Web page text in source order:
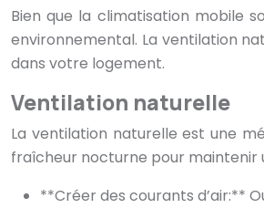
Bien que la climatisation mobile
environnemental. La ventilation
dans votre logement.
Ventilation naturelle
La ventilation naturelle est une
fraîcheur nocturne pour
**Créer des courants d’air:**